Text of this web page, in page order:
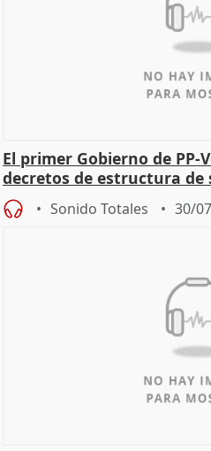
El primer Gobierno de PP-
decretos de estructura de
Sonido Totales 30/